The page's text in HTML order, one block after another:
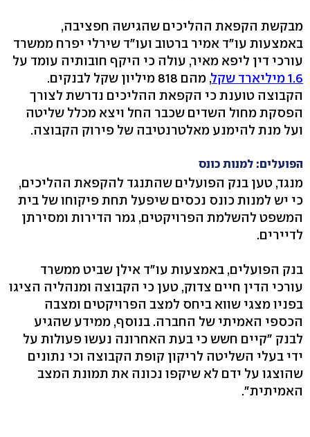
מבקשת הקפאת ההליכים שהגישה חפציבה,
באמצעות עו"ד אמיר ברטוב ועו"ד שירלי יפרח ממשרד
עורכי דין ליפא מאיר, עולה כי היקף חובותיה עומד על
1.6 מיליארד שקל
, מהם 818 מיליון שקל לבנקים.
הקבוצה טוענת כי הקפאת ההליכים נדרשת לצורך
הפסקת מחול השדים שכבר החל ויצא מכלל שליטה
ועל מנת להימנע מאלטרנטיבה של פירוק הקבוצה.
הפועלים: למנות כונס
מנגד, טען בנק הפועלים שהתנגד להקפאת ההליכים,
כי יש למנות כונס נכסים שיפעל תחת פיקוחו של בית
המשפט להשלמת הפרויקטים, גמר הדירות ומסירתן
לדיירים.
בנק הפועלים, באמצעות עו"ד אילן שביט ממשרד
עורכי הדין חיים צדוק, טען כי הקבוצה ומנהליה הציגו
בפניו מצגי שווא ביחס למצב הפרויקטים ומצבה
הכספי האמיתי של החברה. בנוסף, ממידע שהגיע
לבנק "קיים חשש כי בעת האחרונה נעשו פעולות על
ידי בעלי השליטה לריקון קופת הקבוצה וכי נתונים
שהוצגו על ידם לא שיקפו נכונה את תמונת המצב
האמיתית".